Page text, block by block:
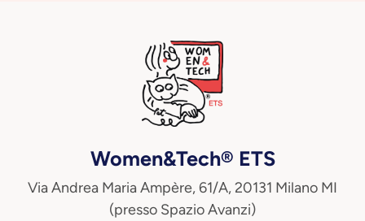
Women&Tech® ETS
Via Andrea Maria Ampère, 61/A, 20131 Milano MI
(presso Spazio Avanzi)